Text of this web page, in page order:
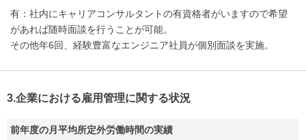
有：社内にキャリアコンサルタントの有資格者がいますので希望
があれば随時面談を行うことが可能。
その他年6回、経験豊富なエンジニア社員が個別面談を実施。
3.企業における雇用管理に関する状況
前年度の月平均所定外労働時間の実績